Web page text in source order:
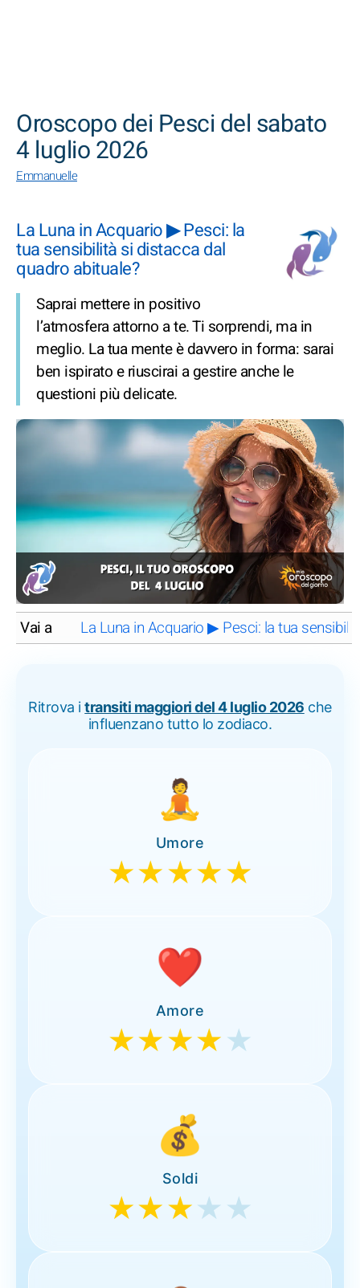
Oroscopo dei Pesci del sabato
4 luglio 2026
Emmanuelle
La Luna in Acquario ▶ Pesci: la
tua sensibilità si distacca dal
quadro abituale?
Saprai mettere in positivo
l’atmosfera attorno a te. Ti sorprendi, ma in
meglio. La tua mente è davvero in forma: sarai
ben ispirato e riuscirai a gestire anche le
questioni più delicate.
Vai a La Luna in Acquario ▶ Pesci: la tua
Ritrova itransiti maggiori del 4 luglio 2026 che
influenzano tutto lo zodiaco.
🧘
Umore
★★★★★
❤️
Amore
★★★★★
💰
Soldi
★★★★★